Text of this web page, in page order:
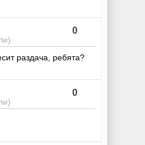
0
раздача, ребята?
0